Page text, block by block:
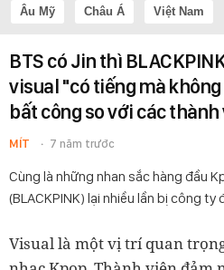
Âu Mỹ Châu Á Việt Nam
BTS có Jin thì
visual "có tiếng mà
bất công so với các
MÍT 7 năm trước
Cùng là những nhan sắc hàng đầu
(BLACKPINK) lại nhiều lần bị công
Visual là một vị trí quan